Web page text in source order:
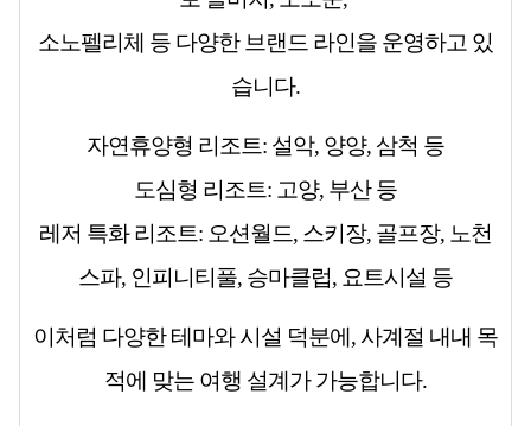
소노펠리체 등 다양한 브랜드 라인을 운영하고 있
습니다.
자연휴양형 리조트: 설악, 양양, 삼척 등
도심형 리조트: 고양, 부산 등
레저 특화 리조트: 오션월드, 스키장, 골프장, 노천
스파, 인피니티풀, 승마클럽, 요트시설 등
이처럼 다양한 테마와 시설 덕분에, 사계절 내내 목
적에 맞는 여행 설계가 가능합니다.